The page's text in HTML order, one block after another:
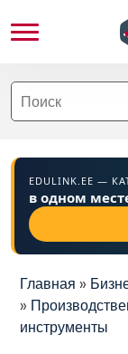
EDULINK.EE —
в одном
Строка
Главная
инструменты